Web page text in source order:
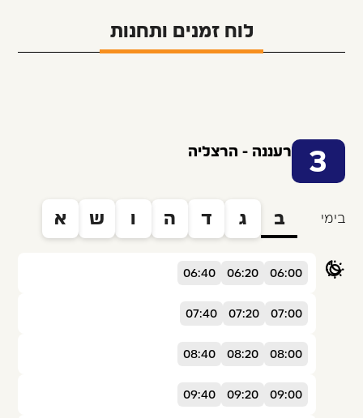
לוח זמנים ותחנות
3 רעננה - הרצליה
בימי ב ג ד ה ו ש א
06:00
06:20
06:40
07:00
07:20
07:40
08:00
08:20
08:40
09:00
09:20
09:40